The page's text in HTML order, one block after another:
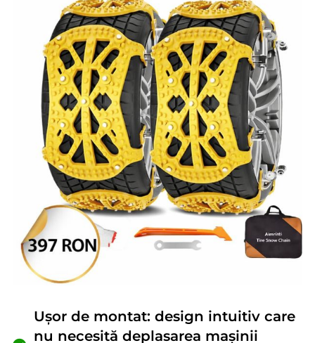
Ușor de montat: design intuitiv care
nu necesită deplasarea mașinii